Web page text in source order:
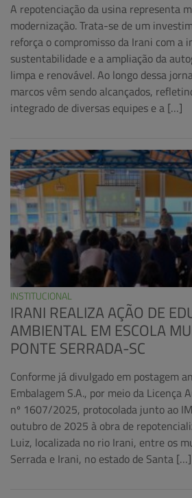
A repotenciação da usina representa
modernização. Trata-se de um
reforça o compromisso da Irani com a
sustentabilidade e a ampliação da
limpa e renovável. Ao longo dessa
marcos vêm sendo alcançados,
integrado de diversas equipes e a […]
INSTITUCIONAL
IRANI REALIZA AÇÃO DE
AMBIENTAL EM ESCOLA
PONTE SERRADA-SC
Conforme já divulgado em postagem
Embalagem S.A., por meio da Licença
nº 1607/2025, protocolada junto ao
outubro de 2025 à obra de
Luiz, localizada no rio Irani, entre os
Serrada e Irani, no estado de Santa […]